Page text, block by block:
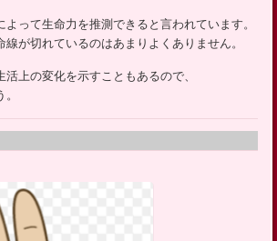
って生命力を推測できると言われています。
線が切れているのはあまりよくありません。
上の変化を示すこともあるので、